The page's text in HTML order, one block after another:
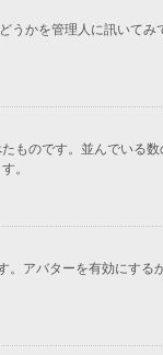
うかを管理人に訊いて
ものです。並んでいる
。
アバターを有効にす